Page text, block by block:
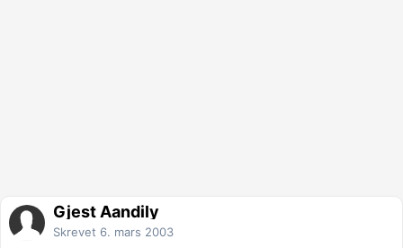
Gjest Aandily
Skrevet 6. mars 2003